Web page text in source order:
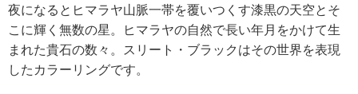
夜になるとヒマラヤ山脈一帯を覆いつくす漆黒の天空とそ
こに輝く無数の星。ヒマラヤの自然で長い年月をかけて生
まれた貴石の数々。スリート・ブラックはその世界を表現
したカラーリングです。